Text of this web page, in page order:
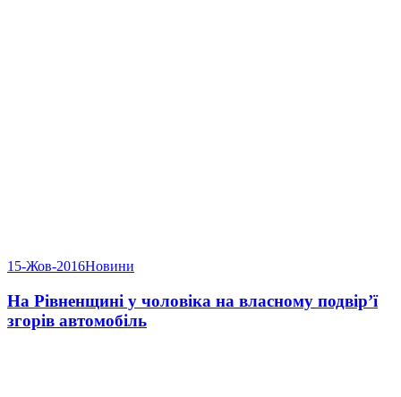
15-Жов-2016Новини
На Рівненщині у чоловіка на власному подвір’ї
згорів автомобіль